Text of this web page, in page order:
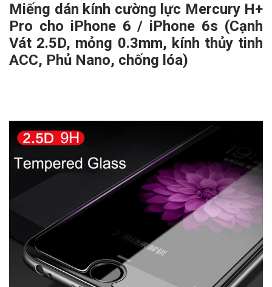
Miếng dán kính cường lực Mercury H+
Pro cho iPhone 6 / iPhone 6s (Cạnh
Vát 2.5D, mỏng 0.3mm, kính thủy tinh
ACC, Phủ Nano, chống lóa)